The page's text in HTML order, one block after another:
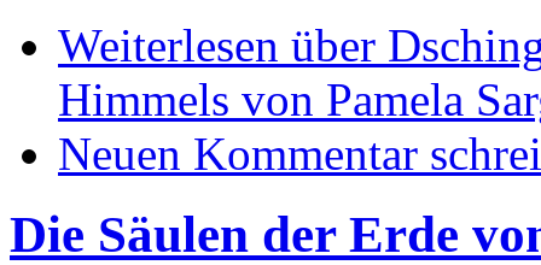
Weiterlesen über
Himmels von Pamela
Neuen Kommentar
Die Säulen der Erde